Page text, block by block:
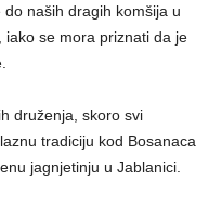
naših dragih komšija u
iako se mora priznati da je
druženja, skoro svi
tradiciju kod Bosanaca
jagnjetinju u Jablanici.